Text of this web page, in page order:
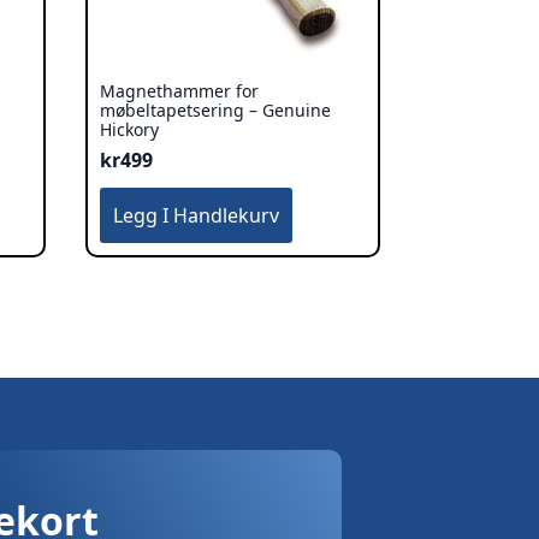
Magnethammer for
møbeltapetsering – Genuine
Hickory
kr499
Legg I Handlekurv